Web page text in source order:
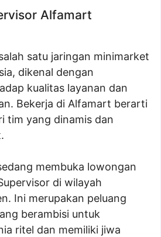
Alfamart
satu jaringan minimarket
dikenal dengan
kualitas layanan dan
Bekerja di Alfamart berarti
tim yang dinamis dan
membuka lowongan
di wilayah
Ini merupakan peluang
berambisi untuk
ritel dan memiliki jiwa